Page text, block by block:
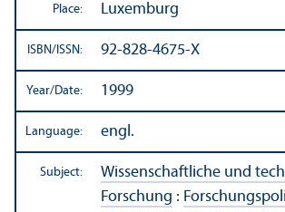
Place: Luxemburg
ISBN/ISSN: 92-828-4675-X
Year/Date: 1999
Language: engl.
Subject:
Wissenschaftliche und
Forschung :